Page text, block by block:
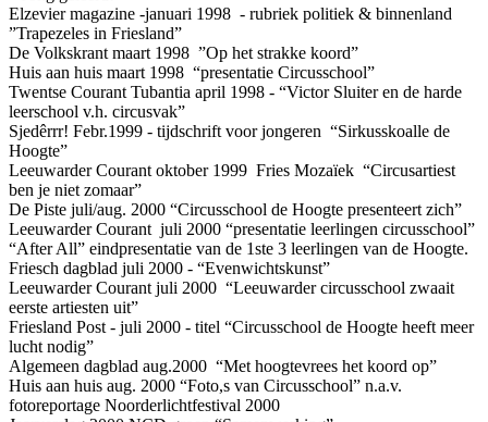
Elzevier magazine -januari 1998 - rubriek politiek & binnenland
”Trapezeles in Friesland”
De Volkskrant maart 1998 ”Op het strakke koord”
Huis aan huis maart 1998 “presentatie Circusschool”
Twentse Courant Tubantia april 1998 - “Victor Sluiter en de harde
leerschool v.h. circusvak”
Sjedêrrr! Febr.1999 - tijdschrift voor jongeren “Sirkusskoalle de
Hoogte”
Leeuwarder Courant oktober 1999 Fries Mozaïek “Circusartiest
ben je niet zomaar”
De Piste juli/aug. 2000 “Circusschool de Hoogte presenteert zich”
Leeuwarder Courant juli 2000 “presentatie leerlingen circusschool”
“After All” eindpresentatie van de 1ste 3 leerlingen van de Hoogte.
Friesch dagblad juli 2000 - “Evenwichtskunst”
Leeuwarder Courant juli 2000 “Leeuwarder circusschool zwaait
eerste artiesten uit”
Friesland Post - juli 2000 - titel “Circusschool de Hoogte heeft meer
lucht nodig”
Algemeen dagblad aug.2000 “Met hoogtevrees het koord op”
Huis aan huis aug. 2000 “Foto,s van Circusschool” n.a.v.
fotoreportage Noorderlichtfestival 2000